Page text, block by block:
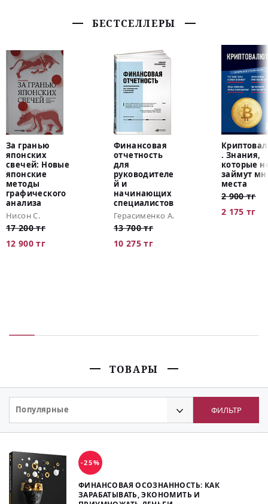
БЕСТСЕЛЛЕРЫ
За гранью
японских
свечей: Новые
японские
методы
графического
анализа
Нисон С.
17 200 тг
12 900 тг
Финансовая
отчетность
для
руководителе
й и
начинающих
специалистов
Герасименко А.
13 700 тг
10 275 тг
. Знания,
которые
займут
места
2 900 тг
2 175 тг
ТОВАРЫ
Популярные ФИЛЬТР
-25%
ФИНАНСОВАЯ ОСОЗНАННОСТЬ: КАК
ЗАРАБАТЫВАТЬ, ЭКОНОМИТЬ И